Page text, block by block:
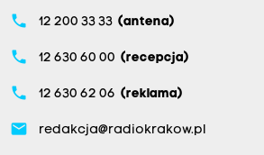
phone 12 200 33 33 (antena)
phone 12 630 60 00 (recepcja)
phone 12 630 62 06 (reklama)
email redakcja@radiokrakow.pl